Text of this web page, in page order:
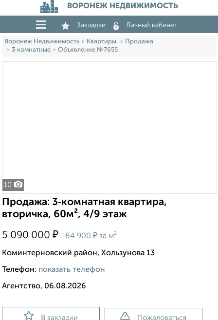
ВОРОНЕЖ НЕДВИЖИМОСТЬ
Закладки Личный кабинет
Воронеж Недвижимость Квартиры
Продажа
3‑комнатные
Объявление №7655
10
Продажа: 3‑комнатная квартира,
вторичка, 60м², 4/9 этаж
5 090 000 ₽ 84 900 ₽ за м²
Коминтерновский район, Хользунова 13
Телефон: показать телефон
Агентство, 06.08.2026
В закладки Пожаловаться